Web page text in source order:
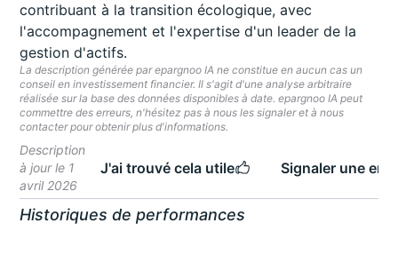
contribuant à la transition écologique, avec
l'accompagnement et l'expertise d'un leader de la
gestion d'actifs.
La description générée par epargnoo IA ne constitue en aucun cas un
conseil en investissement financier. Il s'agit d'une analyse arbitraire
réalisée sur la base des données disponibles à date. epargnoo IA peut
commettre des erreurs, n'hésitez pas à nous les signaler et à nous
contacter pour obtenir plus d'informations.
Description
à jour le 1
avril 2026
J'ai trouvé cela utile Signaler une
Historiques de performances